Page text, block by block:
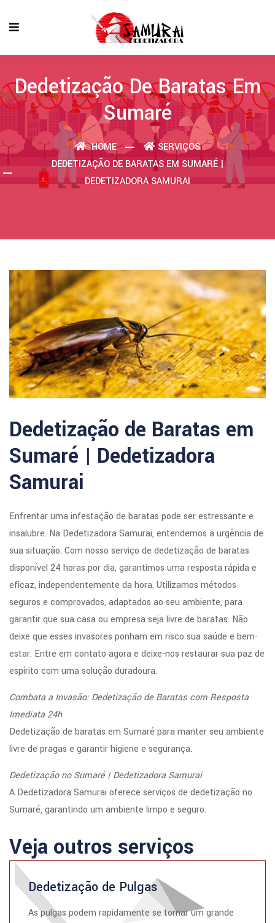
Dedetização De Baratas Em
Sumaré
HOME
SERVIÇOS
DEDETIZAÇÃO DE BARATAS EM SUMARÉ |
DEDETIZADORA SAMURAI
Dedetização de Baratas em
Sumaré | Dedetizadora
Samurai
Enfrentar uma infestação de baratas pode ser estressante e
insalubre. Na Dedetizadora Samurai, entendemos a urgência de
sua situação. Com nosso serviço de dedetização de baratas
disponível 24 horas por dia, garantimos uma resposta rápida e
eficaz, independentemente da hora. Utilizamos métodos
seguros e comprovados, adaptados ao seu ambiente, para
garantir que sua casa ou empresa seja livre de baratas. Não
deixe que esses invasores ponham em risco sua saúde e bem-
estar. Entre em contato agora e deixe-nos restaurar sua paz de
espírito com uma solução duradoura.
Combata a Invasão: Dedetização de Baratas com Resposta
Imediata 24h
Dedetização de baratas em Sumaré para manter seu ambiente
livre de pragas e garantir higiene e segurança.
Dedetização no Sumaré | Dedetizadora Samurai
A Dedetizadora Samurai oferece serviços de dedetização no
Sumaré, garantindo um ambiente limpo e seguro.
Veja outros serviços
Dedetização de Pulgas
As pulgas podem rapidamente se tornar um grande